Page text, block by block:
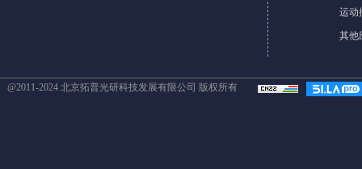
@2011-2024 北京拓普光研科技发展有限公司 版权所有
运动
其他